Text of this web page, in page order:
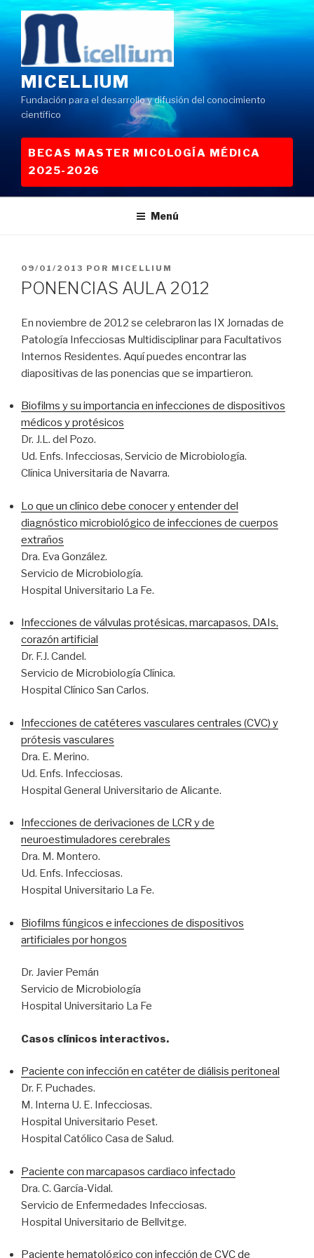
Saltar
al
contenido
MICELLIUM
Fundación para el desarrollo y difusión del conocimiento
científico
BECAS MASTER MICOLOGÍA MÉDICA
2025-2026
Menú
PUBLICADO
EL
09/01/2013 POR MICELLIUM
PONENCIAS AULA 2012
En noviembre de 2012 se celebraron las IX Jornadas de
Patología Infecciosas Multidisciplinar para Facultativos
Internos Residentes. Aquí puedes encontrar las
diapositivas de las ponencias que se impartieron.
Biofilms y su importancia en infecciones de dispositivos
médicos y protésicos
Dr. J.L. del Pozo.
Ud. Enfs. Infecciosas, Servicio de Microbiología.
Clínica Universitaria de Navarra.
Lo que un clínico debe conocer y entender del
diagnóstico microbiológico de infecciones de cuerpos
extraños
Dra. Eva González.
Servicio de Microbiología.
Hospital Universitario La Fe.
Infecciones de válvulas protésicas, marcapasos, DAIs,
corazón artificial
Dr. F.J. Candel.
Servicio de Microbiología Clínica.
Hospital Clínico San Carlos.
Infecciones de catéteres vasculares centrales (CVC) y
prótesis vasculares
Dra. E. Merino.
Ud. Enfs. Infecciosas.
Hospital General Universitario de Alicante.
Infecciones de derivaciones de LCR y de
neuroestimuladores cerebrales
Dra. M. Montero.
Ud. Enfs. Infecciosas.
Hospital Universitario La Fe.
Biofilms fúngicos e infecciones de dispositivos
artificiales por hongos
Dr. Javier Pemán
Servicio de Microbiología
Hospital Universitario La Fe
Casos clínicos interactivos.
Paciente con infección en catéter de diálisis peritoneal
Dr. F. Puchades.
M. Interna U. E. Infecciosas.
Hospital Universitario Peset.
Hospital Católico Casa de Salud.
Paciente con marcapasos cardiaco infectado
Dra. C. García-Vidal.
Servicio de Enfermedades Infecciosas.
Hospital Universitario de Bellvitge.
Paciente hematológico con infección de CVC de